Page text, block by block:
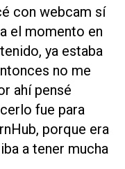
con webcam sí
el momento en
ya estaba
no me
ahí pensé
fue para
porque era
a tener mucha